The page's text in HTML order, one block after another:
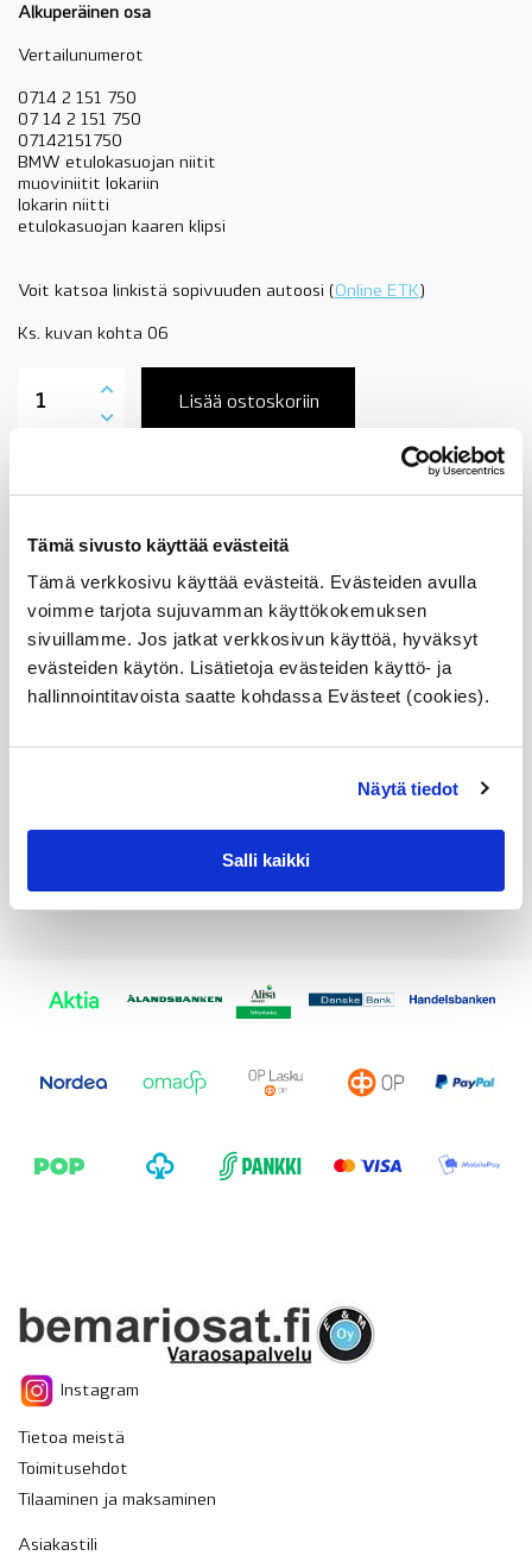
Tämä sivusto käyttää evästeitä
Tämä verkkosivu käyttää evästeitä. Evästeiden avulla
voimme tarjota sujuvamman käyttökokemuksen
sivuillamme. Jos jatkat verkkosivun käyttöä, hyväksyt
evästeiden käytön. Lisätietoja evästeiden käyttö- ja
hallinnointitavoista saatte kohdassa Evästeet (cookies).
Näytä tiedot
Salli kaikki
Alkuperäinen osa
Vertailunumerot
0714 2 151 750
07 14 2 151 750
07142151750
BMW etulokasuojan niitit
muoviniitit lokariin
lokarin niitti
etulokasuojan kaaren klipsi
Voit katsoa linkistä sopivuuden autoosi ( Online ETK )
Ks. kuvan kohta 06
BMW
muoviniitti,
E71,
lisätiedot,
X3
F25
paneeli
-04/2014,
Lisää ostoskoriin
Tuotekuvaus
Sopii seuraaviin automalleihin
Vertailunumerot
Osan vertailunumerot:
07 14 2 151 750
Instagram
Tietoa meistä
Toimitusehdot
Tilaaminen ja maksaminen
Asiakastili